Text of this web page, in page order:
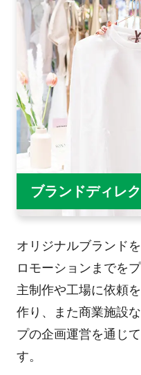
ブランドディレ
オリジナルブランド
ロモーションまでを
主制作や工場に依頼
作り、また商業施設
プの企画運営を通じ
す。